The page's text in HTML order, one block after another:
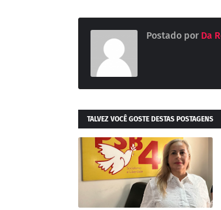
Postado por Da
TALVEZ VOCÊ GOSTE DESTAS POSTAGENS